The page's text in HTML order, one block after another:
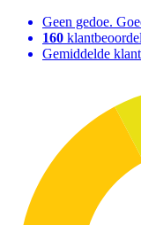
Geen gedoe.
160
Gemiddelde